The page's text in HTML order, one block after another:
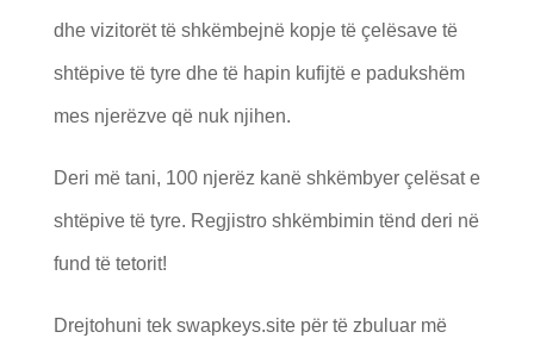
dhe vizitorët të shkëmbejnë kopje të çelësave të
shtëpive të tyre dhe të hapin kufijtë e padukshëm
mes njerëzve që nuk njihen.
Deri më tani, 100 njerëz kanë shkëmbyer çelësat e
shtëpive të tyre. Regjistro shkëmbimin tënd deri në
fund të tetorit!
Drejtohuni tek swapkeys.site për të zbuluar më